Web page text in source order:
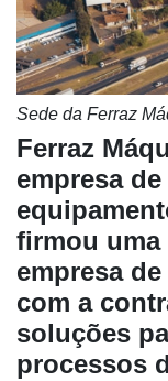
Cadastre-
se
Sede da Ferraz
Ferraz
empresa
firmou uma
empresa
com a
soluções
processos